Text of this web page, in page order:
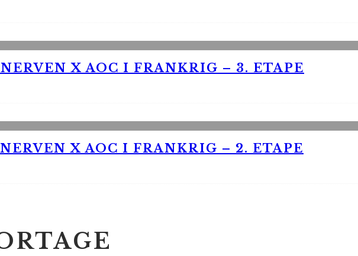
X AOC I FRANKRIG – 3. ETAPE
X AOC I FRANKRIG – 2. ETAPE